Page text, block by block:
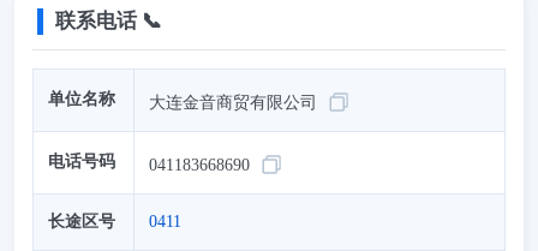
联系电话 📞
单位名称 大连金音商贸有限公司
电话号码 041183668690
长途区号 0411